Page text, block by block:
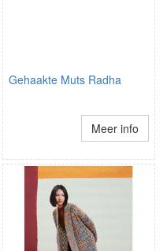
Gehaakte Muts Radha
Meer info